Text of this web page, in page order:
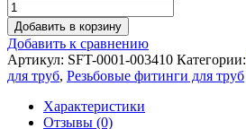
Добавить в корзину
Добавить к сравнению
Артикул: SFT-0001-003410 Категории:
для труб, Резьбовые фитинги для труб
Характеристики
Отзывы (0)